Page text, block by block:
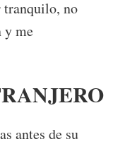
tranquilo, no
y me
antes de su